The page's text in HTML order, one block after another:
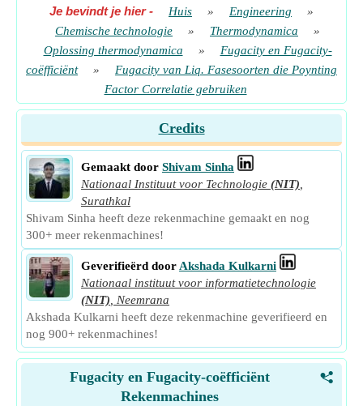
Je bevindt je hier- Huis » Engineering
»
Chemische technologie
» Thermodynamica
»
Oplossing thermodynamica
»
Fugacity en Fugacity-
coëfficiënt
»
Fugacity van Liq. Fasesoorten die Poynting
Factor Correlatie gebruiken
Credits
Gemaakt door Shivam Sinha
Nationaal Instituut voor Technologie (NIT)
Surathkal
Shivam Sinha heeft deze rekenmachine gemaakt en nog
300+ meer rekenmachines!
Geverifieërd door Akshada Kulkarni
Nationaal instituut voor informatietechnologie
(NIT)
Neemrana
Akshada Kulkarni heeft deze rekenmachine geverifieerd en
nog 900+ rekenmachines!
<
Fugacity en Fugacity-coëfficiënt
Rekenmachines